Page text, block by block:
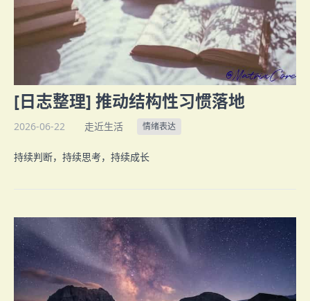
[日志整理] 推动结构性习惯落地
2026-06-22 走近生活 情绪表达
持续判断，持续思考，持续成长